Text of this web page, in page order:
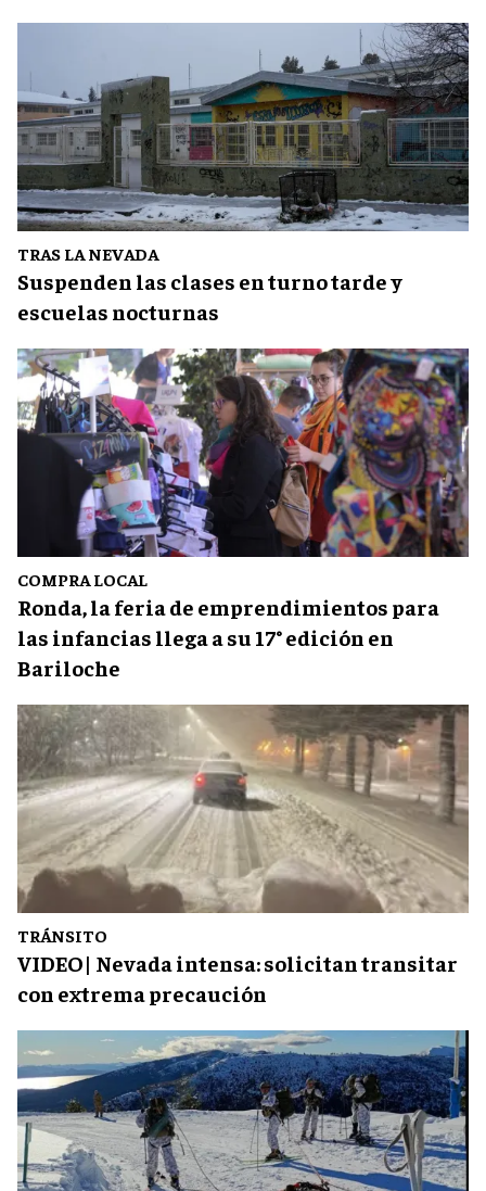
TRAS LA NEVADA
Suspenden las clases en turno tarde y
escuelas nocturnas
COMPRA LOCAL
Ronda, la feria de emprendimientos para
las infancias llega a su 17° edición en
Bariloche
TRÁNSITO
VIDEO| Nevada intensa: solicitan transitar
con extrema precaución